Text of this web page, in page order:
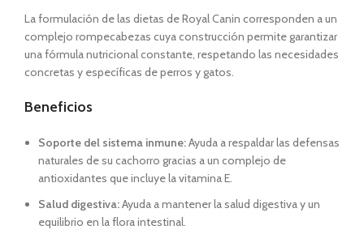
La formulación de las dietas de Royal Canin corresponden a un
complejo rompecabezas cuya construcción permite garantizar
una fórmula nutricional constante, respetando las necesidades
concretas y específicas de perros y gatos.
Beneficios
Soporte del sistema inmune:Ayuda a respaldar las defensas
naturales de su cachorro gracias a un complejo de
antioxidantes que incluye la vitamina E.
Salud digestiva:Ayuda a mantener la salud digestiva y un
equilibrio en la flora intestinal.